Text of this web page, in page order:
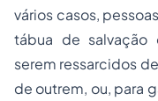
vários casos,
tábua de salvação
serem ressarcidos
de outrem, ou, para